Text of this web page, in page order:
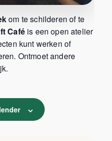
om te schilderen of te
Caféis een open atelier
kunt werken of
Ontmoet andere